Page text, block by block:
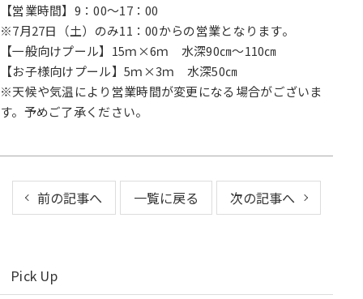
【営業時間】9：00～17：00
※7月27日（土）のみ11：00からの営業となります。
【一般向けプール】15ｍ×6ｍ 水深90㎝～110㎝
【お子様向けプール】5ｍ×3ｍ 水深50㎝
※天候や気温により営業時間が変更になる場合がございま
す。予めご了承ください。
前の記事へ 一覧に戻る 次の記事へ
Pick Up